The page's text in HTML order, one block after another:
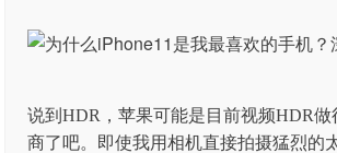
说到HDR，苹果可能是目前视频HDR
商了吧。即使我用相机直接拍摄猛烈的